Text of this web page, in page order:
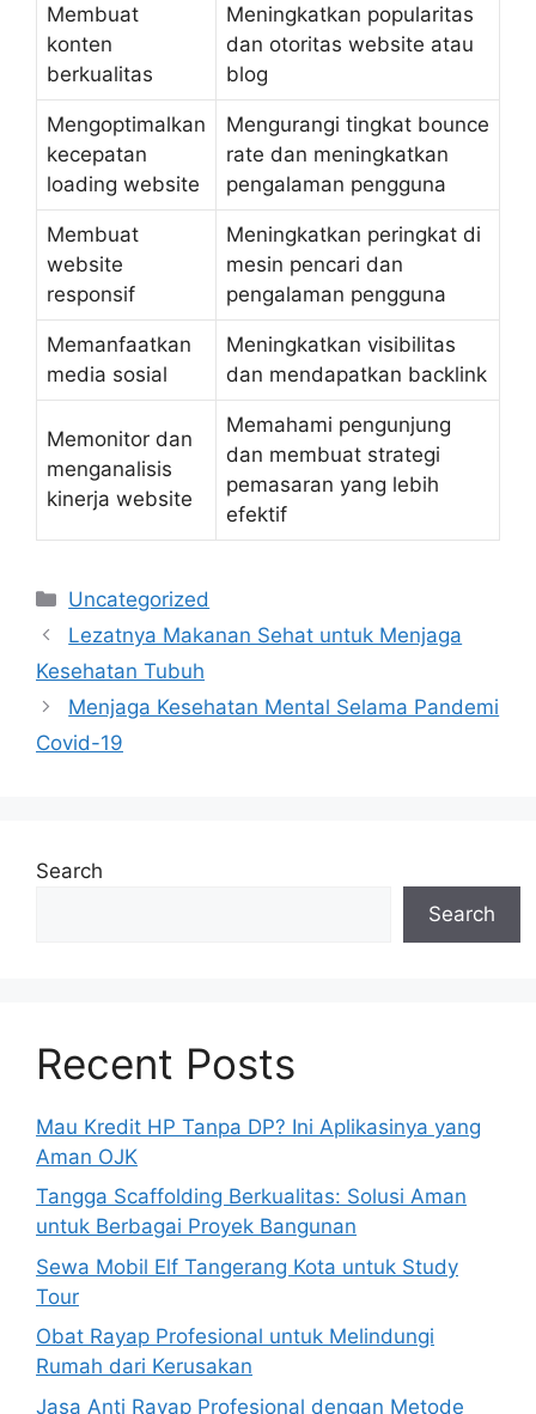
Membuat
konten
berkualitas
Meningkatkan popularitas
dan otoritas website atau
blog
Mengoptimalkan
kecepatan
loading website
Mengurangi tingkat bounce
rate dan meningkatkan
pengalaman pengguna
Membuat
website
responsif
Meningkatkan peringkat di
mesin pencari dan
pengalaman pengguna
Memanfaatkan
media sosial
Meningkatkan visibilitas
dan mendapatkan backlink
Memonitor dan
menganalisis
kinerja website
Memahami pengunjung
dan membuat strategi
pemasaran yang lebih
efektif
Categories
Uncategorized
Lezatnya Makanan Sehat untuk Menjaga
Kesehatan Tubuh
Menjaga Kesehatan Mental Selama Pandemi
Covid-19
Search
Search
Recent Posts
Mau Kredit HP Tanpa DP? Ini Aplikasinya yang
Aman OJK
Tangga Scaffolding Berkualitas: Solusi Aman
untuk Berbagai Proyek Bangunan
Sewa Mobil Elf Tangerang Kota untuk Study
Tour
Obat Rayap Profesional untuk Melindungi
Rumah dari Kerusakan
Jasa Anti Rayap Profesional dengan Metode